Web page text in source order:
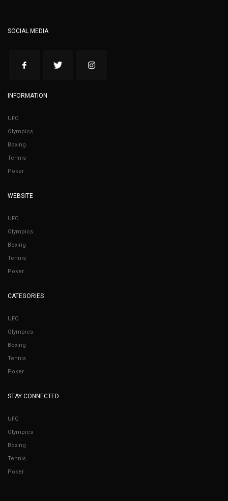
SOCIAL MEDIA
INFORMATION
UFC
Olympics
Boxing
Tennis
Poker
WEBSITE
UFC
Olympics
Boxing
Tennis
Poker
CATEGORIES
UFC
Olympics
Boxing
Tennis
Poker
STAY CONNECTED
UFC
Olympics
Boxing
Tennis
Poker